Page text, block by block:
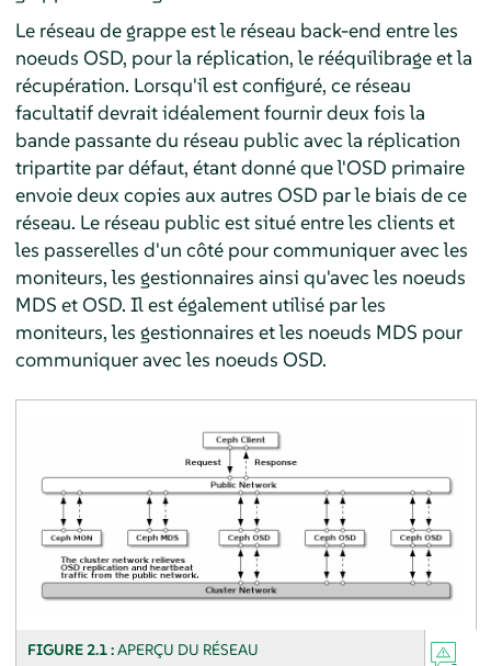
Le réseau de grappe est le réseau back-end entre les
noeuds OSD, pour la réplication, le rééquilibrage et la
récupération. Lorsqu'il est configuré, ce réseau
facultatif devrait idéalement fournir deux fois la
bande passante du réseau public avec la réplication
tripartite par défaut, étant donné que l'OSD primaire
envoie deux copies aux autres OSD par le biais de ce
réseau. Le réseau public est situé entre les clients et
les passerelles d'un côté pour communiquer avec les
moniteurs, les gestionnaires ainsi qu'avec les noeuds
MDS et OSD. Il est également utilisé par les
moniteurs, les gestionnaires et les noeuds MDS pour
communiquer avec les noeuds OSD.
FIGURE 2.1 :APERÇU DU RÉSEAU